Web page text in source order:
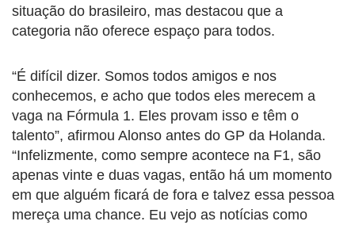
situação do brasileiro, mas destacou que a
categoria não oferece espaço para todos.
“É difícil dizer. Somos todos amigos e nos
conhecemos, e acho que todos eles merecem a
vaga na Fórmula 1. Eles provam isso e têm o
talento”, afirmou Alonso antes do GP da Holanda.
“Infelizmente, como sempre acontece na F1, são
apenas vinte e duas vagas, então há um momento
em que alguém ficará de fora e talvez essa pessoa
mereça uma chance. Eu vejo as notícias como